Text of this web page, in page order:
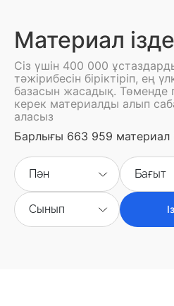
Материал
Сіз үшін 400 000
тәжірибесін біріктіріп, ең
базасын жасадық. Төменде
керек материалды алып
аласыз
Барлығы 663 959 материал
Пән Бағыт
Сынып